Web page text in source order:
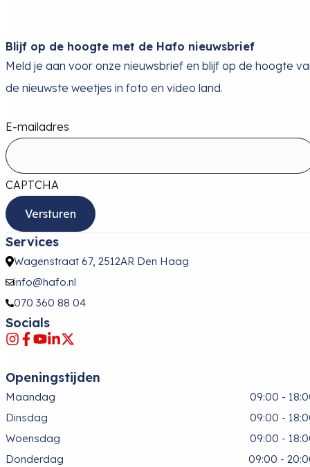
Blijf op de hoogte met de Hafo nieuwsbrief
Meld je aan voor onze nieuwsbrief en blijf op de hoogte
de nieuwste weetjes in foto en video land.
E-mailadres
CAPTCHA
Services
Wagenstraat 67, 2512AR Den Haag
info@hafo.nl
070 360 88 04
Socials
Openingstijden
Maandag
09:00 -
Dinsdag
09:00 -
Woensdag
09:00 -
Donderdag
09:00 -